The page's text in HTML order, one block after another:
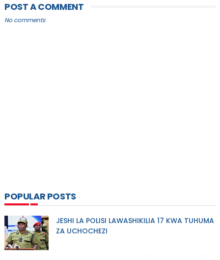
POST A COMMENT
No comments
POPULAR POSTS
JESHI LA POLISI LAWASHIKILIA 17 KWA TUHUMA
ZA UCHOCHEZI